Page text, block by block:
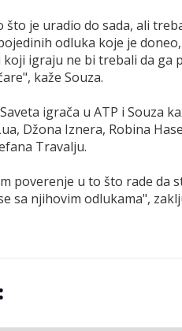
je uradio do sada, ali
odluka koje je
igraju ne bi trebali da ga
kaže Souza.
igrača u ATP i Souza
Džona Iznera, Robina
Travalju.
poverenje u to što rade da
sa njihovim odlukama",